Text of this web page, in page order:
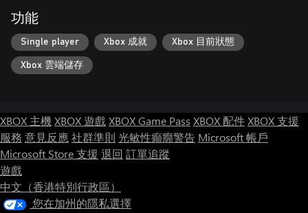
功能
Single player Xbox 成就 Xbox 目前狀態
Xbox 雲端儲存
XBOX 主機XBOX 遊戲XBOX Game Pass XBOX 配件XBOX 支援
服務 意見反應社群準則 光敏性癲癇警告 Microsoft 帳戶
Microsoft Store 支援 退回 訂單追蹤
遊戲
中文（香港特別行政區）
您在加州的隱私選擇